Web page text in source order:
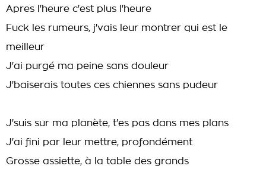
Apres l'heure c'est plus l'heure
Fuck les rumeurs, j'vais leur montrer qui est le
meilleur
J'ai purgé ma peine sans douleur
J'baiserais toutes ces chiennes sans pudeur
J'suis sur ma planète, t'es pas dans mes plans
J'ai fini par leur mettre, profondément
Grosse assiette, à la table des grands